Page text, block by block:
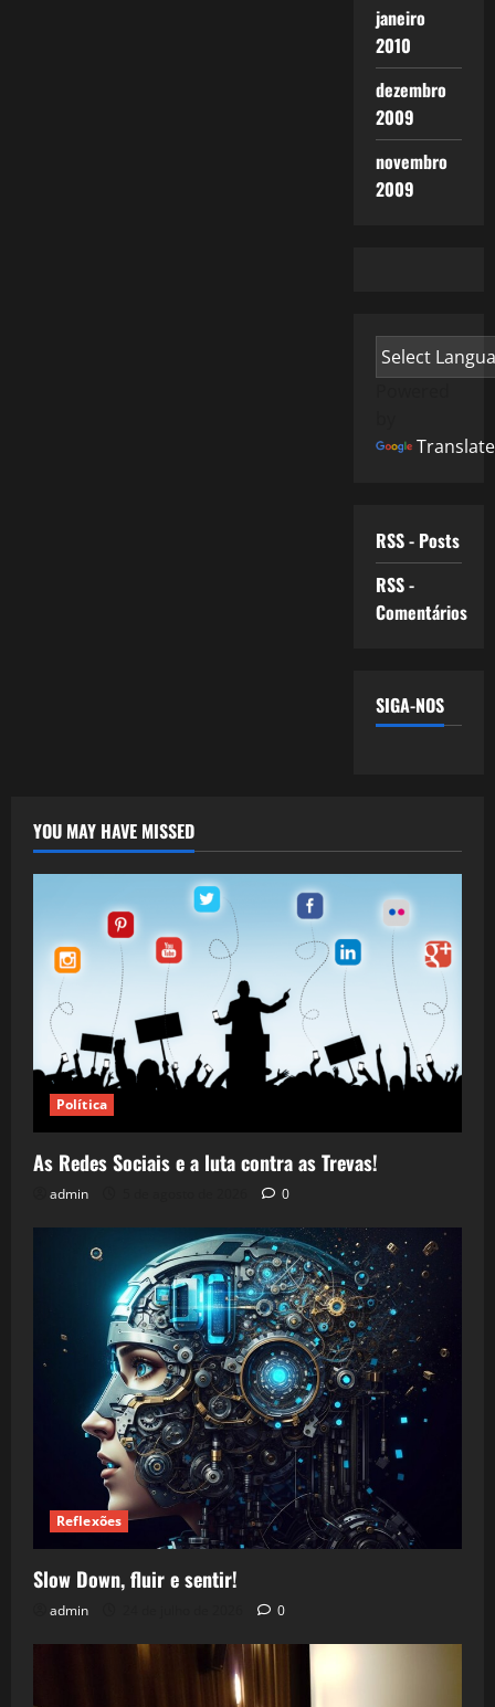
janeiro
2010
dezembro
2009
novembro
2009
Translate
RSS - Posts
RSS -
Comentários
SIGA-NOS
YOU MAY HAVE MISSED
Política
As Redes Sociais e a luta contra as Trevas!
admin 0
Reflexões
Slow Down, fluir e sentir!
admin 0